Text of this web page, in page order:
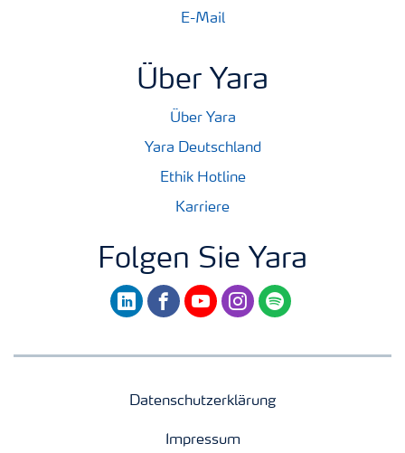
E-Mail
Über Yara
Über Yara
Yara Deutschland
Ethik Hotline
Karriere
Folgen Sie Yara
linkedinfacebookyoutubeinstagram
spotify
Datenschutzerklärung
Impressum